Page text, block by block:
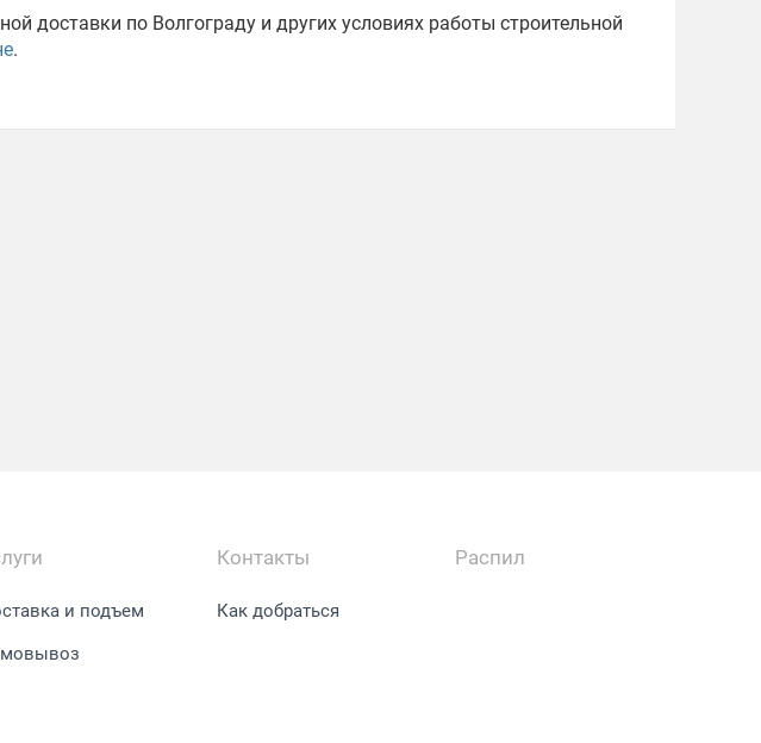
доставки по Волгограду и других условиях работы строительной
.
и подъем
Контакты
Как добраться
Распил